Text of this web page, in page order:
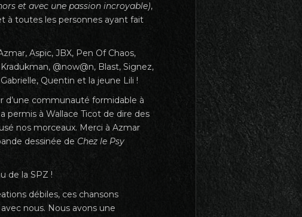
et avec une passion incroyable),
à toutes les personnes ayant fait
Aspic, JBX, Pen Of Chaos,
@now@n, Blast, Signez,
Quentin et la jeune Lili !
d’une communauté formidable à
permis à Wallace Ticot de dire des
nos morceaux. Merci à Azmar
dessinée de Chez le Psy
de la SPZ !
débiles, ces chansons
nous. Nous avons une